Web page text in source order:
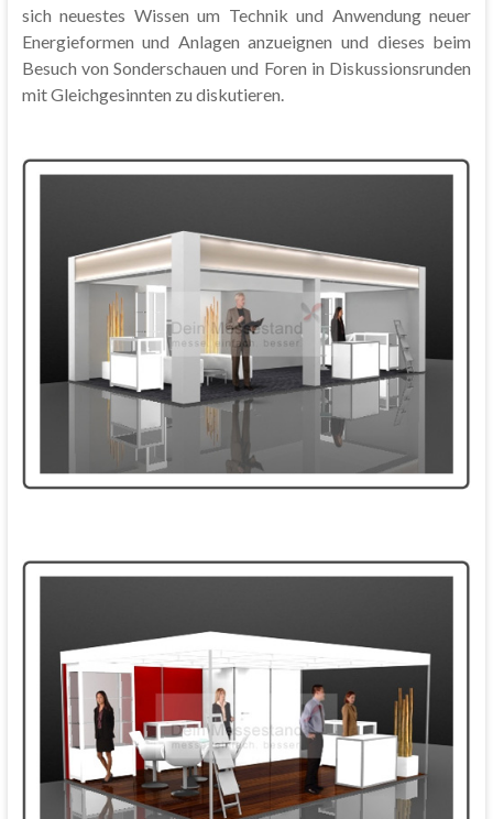
sich neuestes Wissen um Technik und Anwendung neuer
Energieformen und Anlagen anzueignen und dieses beim
Besuch von Sonderschauen und Foren in Diskussionsrunden
mit Gleichgesinnten zu diskutieren.